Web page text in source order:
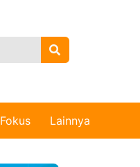
Fokus Lainnya